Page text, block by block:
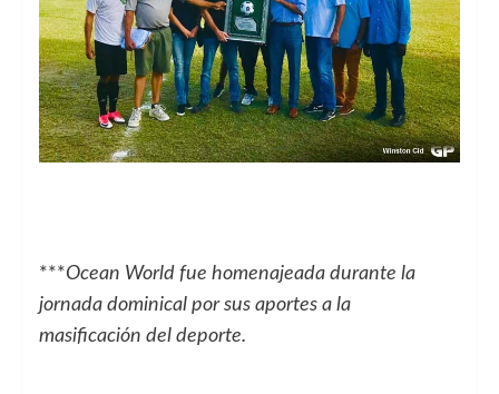
***Ocean World fue homenajeada durante la
jornada dominical por sus aportes a la
masificación del deporte.